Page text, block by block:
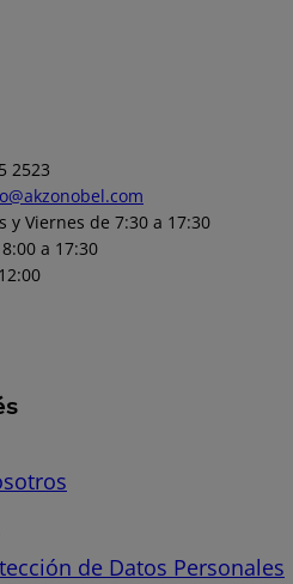
2523
y Viernes de 7:30 a 17:30
a 17:30
de Datos Personales